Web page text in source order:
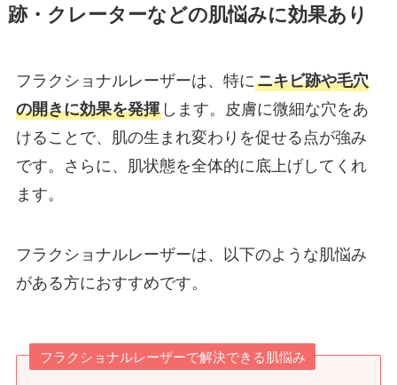
跡・クレーターなどの肌悩みに効果あり
フラクショナルレーザーは、特にニキビ跡や毛穴
の開きに効果を発揮します。皮膚に微細な穴をあ
けることで、肌の生まれ変わりを促せる点が強み
です。さらに、肌状態を全体的に底上げしてくれ
ます。
フラクショナルレーザーは、以下のような肌悩み
がある方におすすめです。
フラクショナルレーザーで解決できる肌悩み